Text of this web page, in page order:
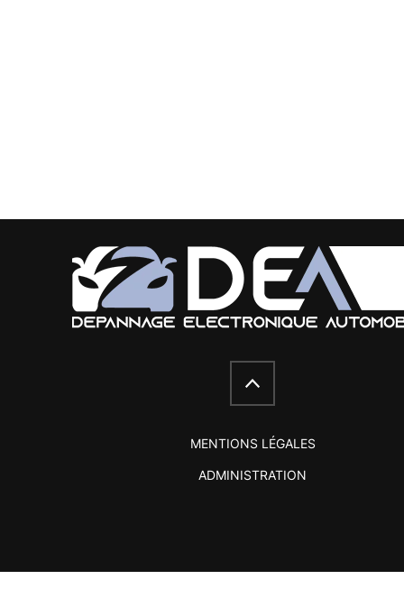
MENTIONS LÉGALES
ADMINISTRATION